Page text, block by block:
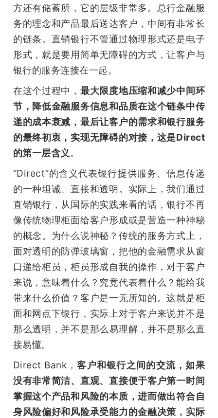
方还有储蓄所，它的层级非常多。总行金融服
务的理念和产品最后送达客户，中间有非常长
的链条。直销银行不管通过物理形式还是电子
形式，就是要用简单无障碍的方式，让客户与
银行的服务连接在一起。
在这个过程中， 最大限度地压缩和减少中间环
节，降低金融服务信息和品质在这个链条中传
递的成本衰减，最后让客户的需求和银行服务
的最终初衷，实现无障碍的对接，这是Direct
的第一层含义 。
“Direct”的含义代表银行提供服务、信息传递
的一种坦诚、直接和透明。实际上，我们通过
直销银行，从国际的实践来看的话，银行不再
像传统物理柜面给客户形成或是营造一种神秘
的概念。为什么说神秘？传统的服务方式上，
面对透明的防弹玻璃窗，把他的金融需求从窗
口递给柜员，柜员形成自我的操作，对于客户
来说，意味着什么？究竟代表着什么？能给我
带来什么价值？客户是一无所知的。这就是柜
面和网点下银行，实际上对于客户来说并不是
那么透明，并不是那么易理解，并不是那么直
接易懂。
Direct Bank，客户和银行之间的交流，如果
没有非常简洁、直观、直接便于客户第一时间
掌握这个产品和风险的本质，进而做出符合自
身风险偏好和风险承受能力的金融决策，实际